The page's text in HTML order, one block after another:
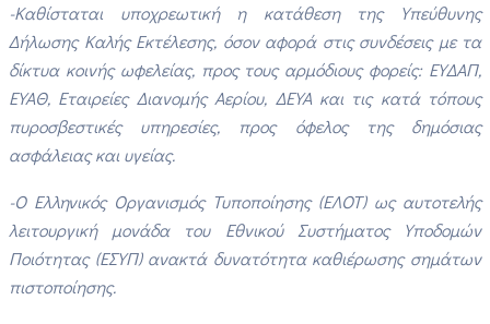
-Καθίσταται υποχρεωτική η κατάθεση της Υπεύθυνης
Δήλωσης Καλής Εκτέλεσης, όσον αφορά στις συνδέσεις με τα
δίκτυα κοινής ωφελείας, προς τους αρμόδιους φορείς: ΕΥΔΑΠ,
ΕΥΑΘ, Εταιρείες Διανομής Αερίου, ΔΕΥΑ και τις κατά τόπους
πυροσβεστικές υπηρεσίες, προς όφελος της δημόσιας
ασφάλειας και υγείας.
-Ο Ελληνικός Οργανισμός Τυποποίησης (ΕΛΟΤ) ως αυτοτελής
λειτουργική μονάδα του Εθνικού Συστήματος Υποδομών
Ποιότητας (ΕΣΥΠ) ανακτά δυνατότητα καθιέρωσης σημάτων
πιστοποίησης.